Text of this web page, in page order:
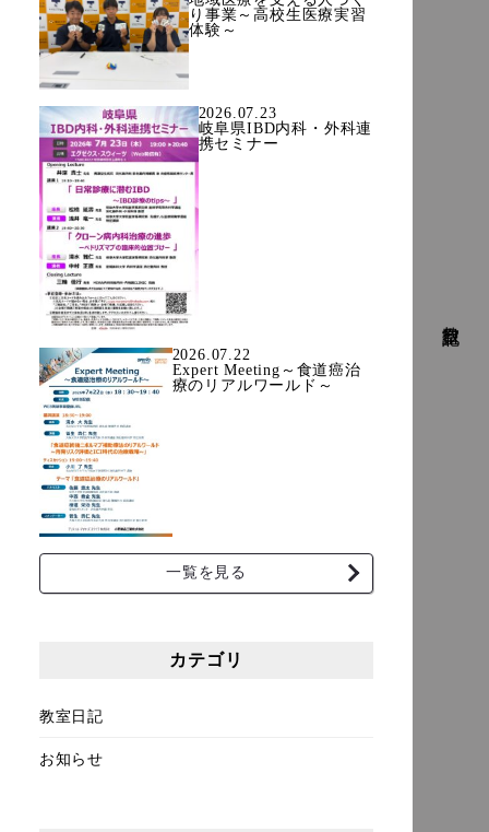
り事業～高校生医療実習
体験～
2026.07.23
岐阜県IBD内科・外科連
携セミナー
2026.07.22
Expert Meeting～食道癌治
療のリアルワールド～
一覧を見る
カテゴリ
教室日記
お知らせ